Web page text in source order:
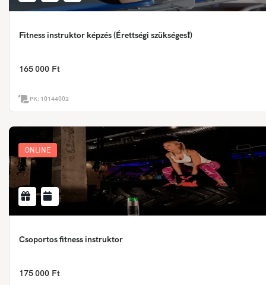
Fitness instruktor képzés (Érettségi szükséges❗)
165 000 Ft
PK: 10144002
ONLINE
Csoportos fitness instruktor
175 000 Ft